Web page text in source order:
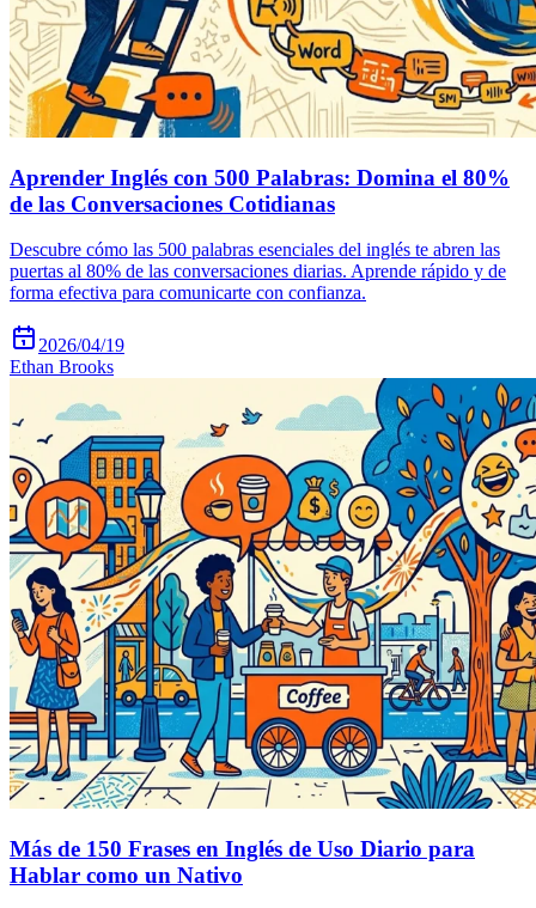
Aprender Inglés con 500 Palabras: Domina el 80%
de las Conversaciones Cotidianas
Descubre cómo las 500 palabras esenciales del inglés te abren las
puertas al 80% de las conversaciones diarias. Aprende rápido y de
forma efectiva para comunicarte con confianza.
2026/04/19
Ethan Brooks
Más de 150 Frases en Inglés de Uso Diario para
Hablar como un Nativo